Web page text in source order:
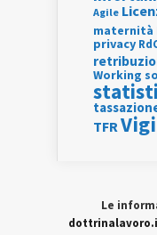
Agile
maternità
privacy
Working
TFR
Le